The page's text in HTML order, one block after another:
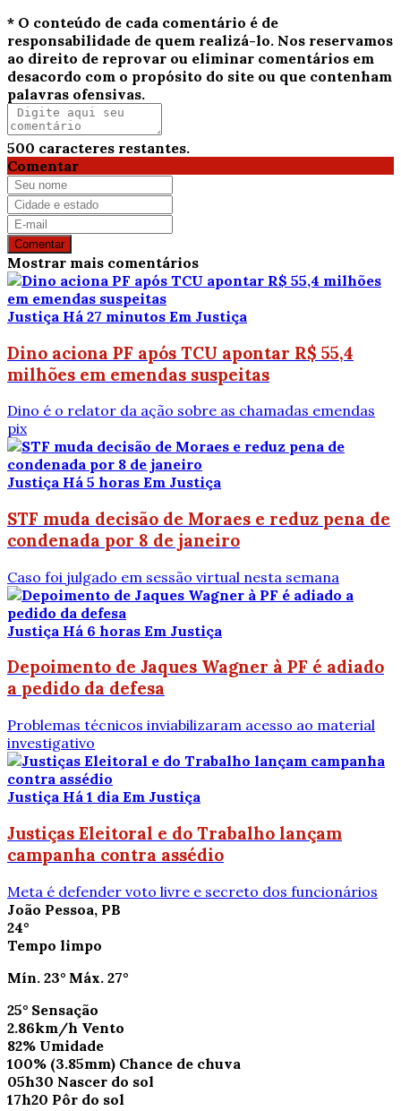
* O conteúdo de cada comentário é de
responsabilidade de quem realizá-lo. Nos reservamos
ao direito de reprovar ou eliminar comentários em
desacordo com o propósito do site ou que contenham
palavras ofensivas.
500 caracteres restantes.
Comentar
Comentar
Mostrar mais comentários
Justiça Há 27 minutos Em Justiça
Dino aciona PF após TCU apontar R$ 55,4
milhões em emendas suspeitas
Dino é o relator da ação sobre as chamadas emendas
pix
Justiça Há 5 horas Em Justiça
STF muda decisão de Moraes e reduz pena de
condenada por 8 de janeiro
Caso foi julgado em sessão virtual nesta semana
Justiça Há 6 horas Em Justiça
Depoimento de Jaques Wagner à PF é adiado
a pedido da defesa
Problemas técnicos inviabilizaram acesso ao material
investigativo
Justiça Há 1 dia Em Justiça
Justiças Eleitoral e do Trabalho lançam
campanha contra assédio
Meta é defender voto livre e secreto dos funcionários
João Pessoa, PB
24°
Tempo limpo
Mín. 23° Máx. 27°
25° Sensação
2.86km/h Vento
82% Umidade
100% (3.85mm) Chance de chuva
05h30 Nascer do sol
17h20 Pôr do sol